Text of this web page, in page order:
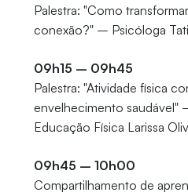
Palestra: "Como
conexão?" – Psicóloga
09h15 – 09h45
Palestra: "Atividade física
envelhecimento saudável"
Educação Física Larissa
09h45 – 10h00
Compartilhamento de